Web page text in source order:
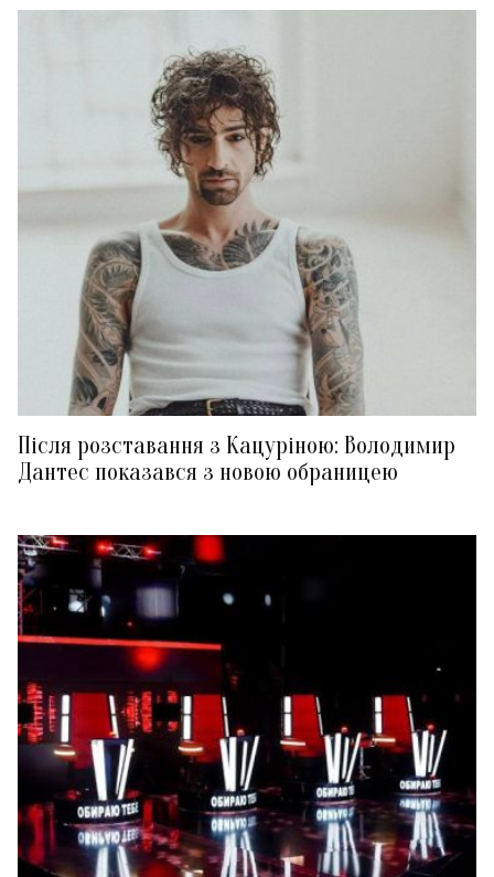
Після розставання з Кацуріною: Володимир
Дантес показався з новою обраницею